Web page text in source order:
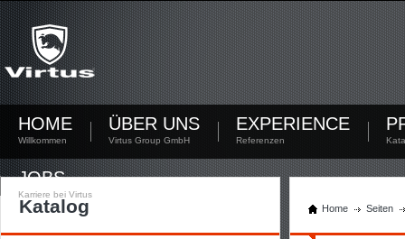
Noch nicht registriert?
Jetzt registrieren! Mit Deinem persönlichen Account hast Du die Möglichkeit Dokumente
herunterzuladen und den Lagerbestand zu kontrollieren.
Sie haben sich noch nicht registriert? Erstellen Sie jetzt Ihren Account.
HOME
Willkommen
ÜBER UNS
Virtus Group GmbH
EXPERIENCE
Referenzen
JOBS
Karriere bei Virtus
Katalog Home Seiten